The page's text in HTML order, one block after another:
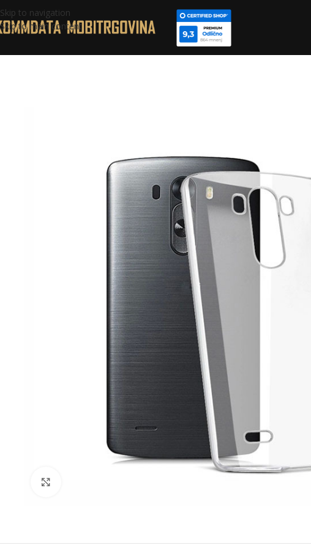
Skip to navigation
Skip to main content